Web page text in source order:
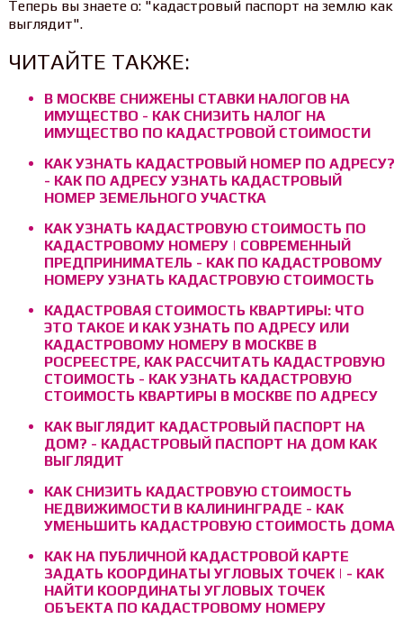
Теперь вы знаете о: "кадастровый паспорт на землю как
выглядит".
ЧИТАЙТЕ ТАКЖЕ:
В МОСКВЕ СНИЖЕНЫ СТАВКИ НАЛОГОВ НА
ИМУЩЕСТВО - КАК СНИЗИТЬ НАЛОГ НА
ИМУЩЕСТВО ПО КАДАСТРОВОЙ СТОИМОСТИ
КАК УЗНАТЬ КАДАСТРОВЫЙ НОМЕР ПО АДРЕСУ?
- КАК ПО АДРЕСУ УЗНАТЬ КАДАСТРОВЫЙ
НОМЕР ЗЕМЕЛЬНОГО УЧАСТКА
КАК УЗНАТЬ КАДАСТРОВУЮ СТОИМОСТЬ ПО
КАДАСТРОВОМУ НОМЕРУ | СОВРЕМЕННЫЙ
ПРЕДПРИНИМАТЕЛЬ - КАК ПО КАДАСТРОВОМУ
НОМЕРУ УЗНАТЬ КАДАСТРОВУЮ СТОИМОСТЬ
КАДАСТРОВАЯ СТОИМОСТЬ КВАРТИРЫ: ЧТО
ЭТО ТАКОЕ И КАК УЗНАТЬ ПО АДРЕСУ ИЛИ
КАДАСТРОВОМУ НОМЕРУ В МОСКВЕ В
РОСРЕЕСТРЕ, КАК РАССЧИТАТЬ КАДАСТРОВУЮ
СТОИМОСТЬ - КАК УЗНАТЬ КАДАСТРОВУЮ
СТОИМОСТЬ КВАРТИРЫ В МОСКВЕ ПО АДРЕСУ
КАК ВЫГЛЯДИТ КАДАСТРОВЫЙ ПАСПОРТ НА
ДОМ? - КАДАСТРОВЫЙ ПАСПОРТ НА ДОМ КАК
ВЫГЛЯДИТ
КАК СНИЗИТЬ КАДАСТРОВУЮ СТОИМОСТЬ
НЕДВИЖИМОСТИ В КАЛИНИНГРАДЕ - КАК
УМЕНЬШИТЬ КАДАСТРОВУЮ СТОИМОСТЬ ДОМА
КАК НА ПУБЛИЧНОЙ КАДАСТРОВОЙ КАРТЕ
ЗАДАТЬ КООРДИНАТЫ УГЛОВЫХ ТОЧЕК | - КАК
НАЙТИ КООРДИНАТЫ УГЛОВЫХ ТОЧЕК
ОБЪЕКТА ПО КАДАСТРОВОМУ НОМЕРУ